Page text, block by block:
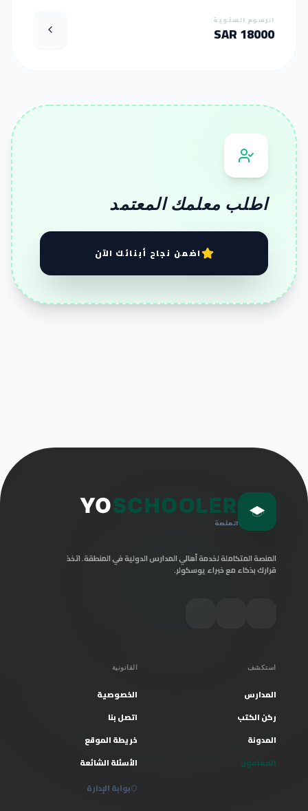
الرسوم السنوية
18000 SAR
اطلب معلمك المعتمد
اضمن نجاح أبنائك الآن
YOSCHOOLER
المنصة
المنصة المتكاملة لخدمة أهالي المدارس الدولية في المنطقة. اتخذ
قرارك بذكاء مع خبراء يوسكولر.
استكشف
المدارس
ركن الكتب
المدونة
المعلمون
القانونية
الخصوصية
اتصل بنا
خريطة الموقع
الأسئلة الشائعة
بوابة الإدارة